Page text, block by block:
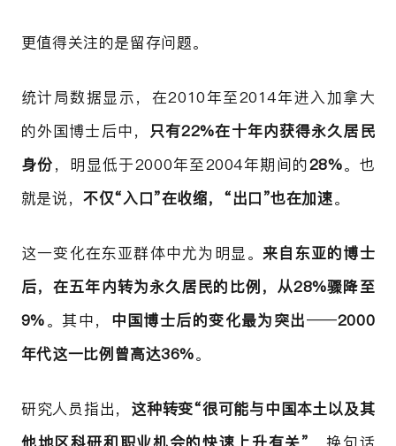
更值得关注的是留存问题。
统计局数据显示，在2010年至2014年进入加拿大
的外国博士后中， 只有22%在十年内获得永久居民
身份，明显低于2000年至2004年期间的28%。也
就是说，不仅“入口”在收缩，“出口”也在加速。
这一变化在东亚群体中尤为明显。来自东亚的博士
后，在五年内转为永久居民的比例，从28%骤降至
9%。其中， 中国博士后的变化最为突出——2000
年代这一比例曾高达36%。
研究人员指出， 这种转变“很可能与中国本土以及其